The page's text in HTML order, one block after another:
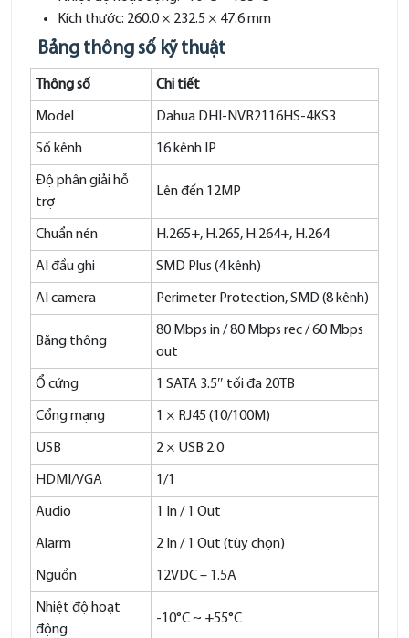
Kích thước: 260.0 × 232.5 × 47.6 mm
Bảng thông số kỹ thuật
Thông số Chi tiết
Model Dahua DHI-NVR2116HS-4KS3
Số kênh 16 kênh IP
Độ phân giải hỗ
trợ
Lên đến 12MP
Chuẩn nén H.265+, H.265, H.264+, H.264
AI đầu ghi SMD Plus (4 kênh)
AI camera Perimeter Protection, SMD (8 kênh)
Băng thông
80 Mbps in / 80 Mbps rec / 60 Mbps
out
Ổ cứng 1 SATA 3.5″ tối đa 20TB
Cổng mạng 1 × RJ45 (10/100M)
USB 2 × USB 2.0
HDMI/VGA 1/1
Audio 1 In / 1 Out
Alarm 2 In / 1 Out (tùy chọn)
Nguồn 12VDC – 1.5A
Nhiệt độ hoạt
động
-10°C ~ +55°C